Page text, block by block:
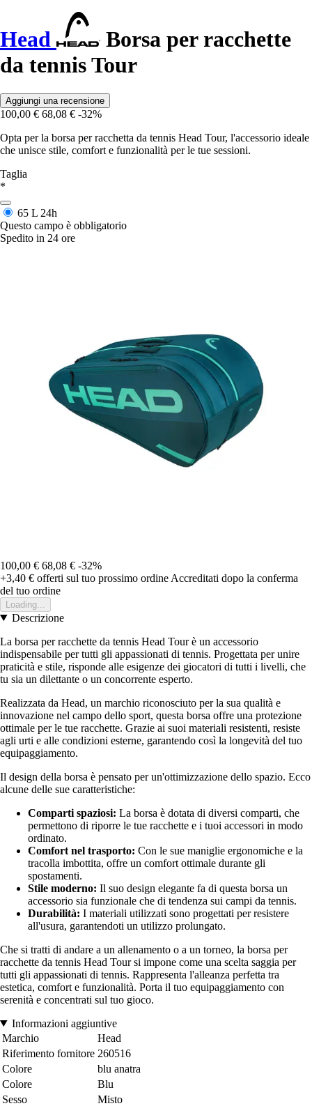
Head
Borsa per racchette
da tennis Tour
Aggiungi una recensione
100,00 € 68,08 € -32%
Opta per la borsa per racchetta da tennis Head Tour, l'accessorio ideale
che unisce stile, comfort e funzionalità per le tue sessioni.
Taglia
*
65 L 24h
Questo campo è obbligatorio
Spedito in 24 ore
100,00 € 68,08 € -32%
+3,40 € offerti sul tuo prossimo ordine Accreditati dopo la conferma
del tuo ordine
Loading...
Descrizione
La borsa per racchette da tennis Head Tour è un accessorio
indispensabile per tutti gli appassionati di tennis. Progettata per unire
praticità e stile, risponde alle esigenze dei giocatori di tutti i livelli, che
tu sia un dilettante o un concorrente esperto.
Realizzata da Head, un marchio riconosciuto per la sua qualità e
innovazione nel campo dello sport, questa borsa offre una protezione
ottimale per le tue racchette. Grazie ai suoi materiali resistenti, resiste
agli urti e alle condizioni esterne, garantendo così la longevità del tuo
equipaggiamento.
Il design della borsa è pensato per un'ottimizzazione dello spazio. Ecco
alcune delle sue caratteristiche:
Comparti spaziosi: La borsa è dotata di diversi comparti, che
permettono di riporre le tue racchette e i tuoi accessori in modo
ordinato.
Comfort nel trasporto: Con le sue maniglie ergonomiche e la
tracolla imbottita, offre un comfort ottimale durante gli
spostamenti.
Stile moderno: Il suo design elegante fa di questa borsa un
accessorio sia funzionale che di tendenza sui campi da tennis.
Durabilità: I materiali utilizzati sono progettati per resistere
all'usura, garantendoti un utilizzo prolungato.
Che si tratti di andare a un allenamento o a un torneo, la borsa per
racchette da tennis Head Tour si impone come una scelta saggia per
tutti gli appassionati di tennis. Rappresenta l'alleanza perfetta tra
estetica, comfort e funzionalità. Porta il tuo equipaggiamento con
serenità e concentrati sul tuo gioco.
Informazioni aggiuntive
Marchio
Head
Riferimento fornitore 260516
Colore
blu anatra
Colore
Blu
Sesso
Misto